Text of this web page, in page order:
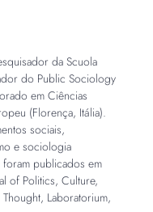
da Scuola
do Public Sociology
em Ciências
(Florença, Itália).
sociais,
e sociologia
foram publicados em
of Politics, Culture,
Laboratorium,